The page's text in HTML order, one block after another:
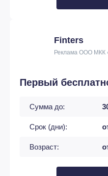
Finters
Реклама ООО МКК
Первый
Сумма до:
Срок (дни):
Возраст: